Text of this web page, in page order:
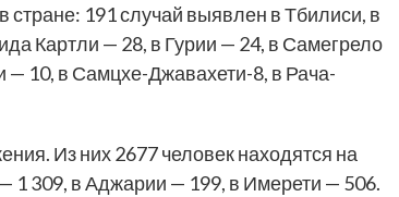
191 случай выявлен в Тбилиси, в
Картли — 28, в Гурии — 24, в Самегрело
— 10, в Самцхе-Джавахети-8, в Рача-
Из них 2677 человек находятся на
1 309, в Аджарии — 199, в Имерети — 506.